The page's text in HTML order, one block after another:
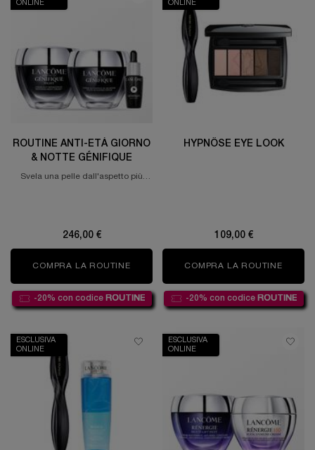
ONLINE
ROUTINE ANTI-ETÀ GIORNO
& NOTTE GÉNIFIQUE
Svela una pelle dall'aspetto più
246,00 €
COMPRA LA ROUTINE ROUTINE ANTI-ETÀ GIORNO & NOTTE
-20% con codice ROUTINE
ONLINE
HYPNÔSE EYE LOOK
109,00 €
COMPRA LA ROUTINE
-20% con codice ROUTINE
ESCLUSIVA
ONLINE
ESCLUSIVA
ONLINE